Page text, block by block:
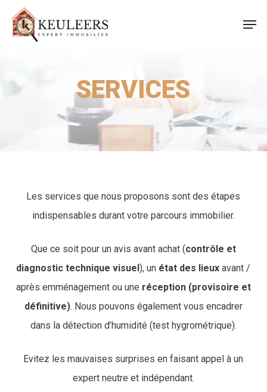
SERVICES
Les services que nous proposons sont des étapes
indispensables durant votre parcours immobilier.
Que ce soit pour un avis avant achat (contrôle et
diagnostic technique visuel), un état des lieux avant /
après emménagement ou une réception (provisoire et
définitive). Nous pouvons également vous encadrer
dans la détection d’humidité (test hygrométrique).
Evitez les mauvaises surprises en faisant appel à un
expert neutre et indépendant.